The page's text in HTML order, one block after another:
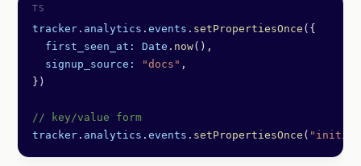
tracker . analytics . events . setPropertiesOnce ({
  first_seen_at:
Date . now(),
  signup_source:
"docs" ,
})
// key/value form
tracker . analytics . events . setPropertiesOnce (